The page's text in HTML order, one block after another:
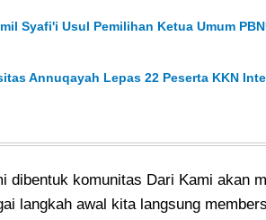
Syafi'i Usul Pemilihan Ketua Umum
Annuqayah Lepas 22 Peserta KKN
dibentuk komunitas Dari Kami akan
langkah awal kita langsung